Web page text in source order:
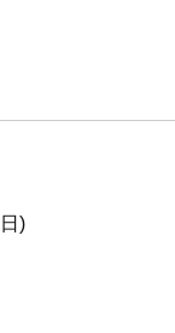
)